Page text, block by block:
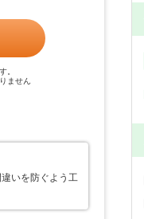
。
ません
いを防ぐよう工